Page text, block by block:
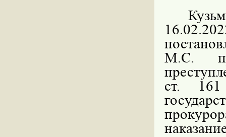
М.С.
ст.